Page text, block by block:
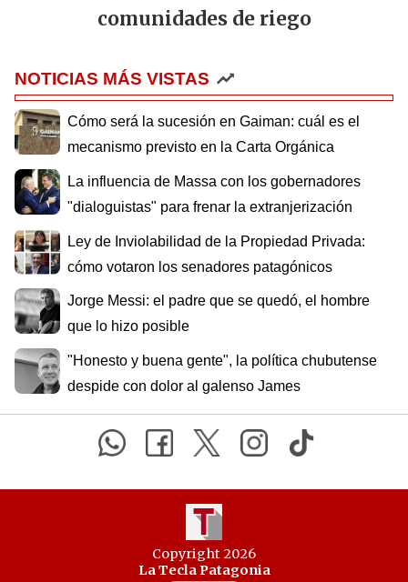
comunidades de riego
NOTICIAS MÁS VISTAS
Cómo será la sucesión en Gaiman: cuál es el
mecanismo previsto en la Carta Orgánica
La influencia de Massa con los gobernadores
"dialoguistas" para frenar la extranjerización
Ley de Inviolabilidad de la Propiedad Privada:
cómo votaron los senadores patagónicos
Jorge Messi: el padre que se quedó, el hombre
que lo hizo posible
"Honesto y buena gente", la política chubutense
despide con dolor al galenso James
Copyright 2026
La Tecla Patagonia